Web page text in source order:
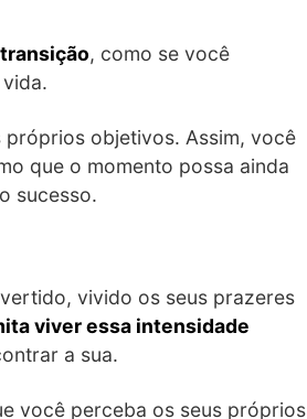
, como se você
próprios objetivos. Assim, você
que o momento possa ainda
sucesso.
vivido os seus prazeres
viver essa intensidade
a sua.
você perceba os seus próprios